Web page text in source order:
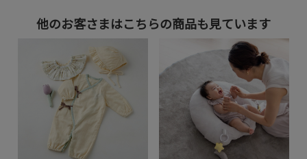
他のお客さまはこちらの商品も見ています